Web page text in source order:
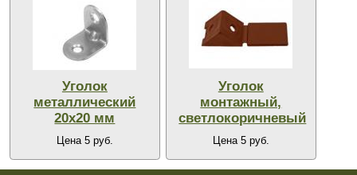
Уголок
металлический
20х20 мм
Цена 5 руб.
Уголок
монтажный,
светлокоричневый
Цена 5 руб.